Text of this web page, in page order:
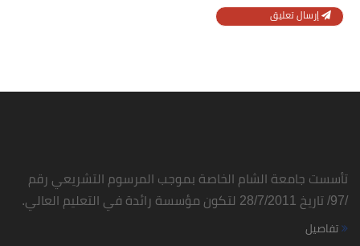
إرسال تعليق
تأسست جامعة الشام الخاصة بموجب المرسوم التشريعي رقم
/97/ تاريخ 28/7/2011 لتكون مؤسسة رائدة في التعليم العالي.
تفاصيل